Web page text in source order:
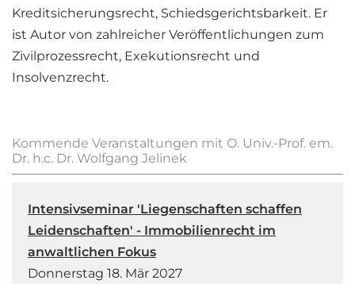
Kreditsicherungsrecht, Schiedsgerichtsbarkeit. Er
ist Autor von zahlreicher Veröffentlichungen zum
Zivilprozessrecht, Exekutionsrecht und
Insolvenzrecht.
Kommende Veranstaltungen mit O. Univ.-Prof. em.
Dr. h.c. Dr. Wolfgang Jelinek
Intensivseminar 'Liegenschaften schaffen
Leidenschaften' - Immobilienrecht im
anwaltlichen Fokus
Donnerstag 18. Mär 2027